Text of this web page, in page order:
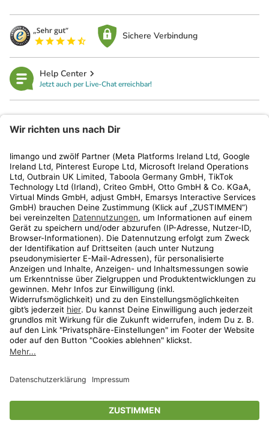
Sichere Verbindung
Help Center
Jetzt auch per Live-Chat erreichbar!
Kundenservice
Shop
Aktionen
Travel